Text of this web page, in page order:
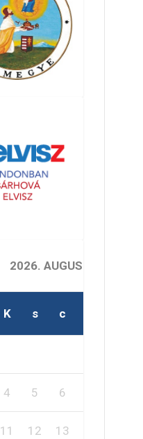
2026. AUGUSZTUS
K s c
4 5 6
11 12 13